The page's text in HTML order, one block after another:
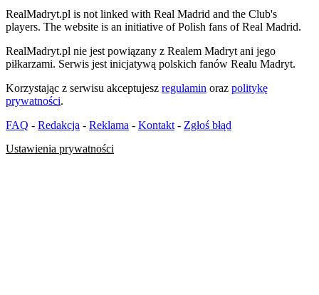
RealMadryt.pl is not linked with Real Madrid and the Club's
players. The website is an initiative of Polish fans of Real Madrid.
RealMadryt.pl nie jest powiązany z Realem Madryt ani jego
piłkarzami. Serwis jest inicjatywą polskich fanów Realu Madryt.
Korzystając z serwisu akceptujesz regulamin oraz politykę
prywatności.
FAQ - Redakcja - Reklama - Kontakt - Zgłoś błąd
Ustawienia prywatności